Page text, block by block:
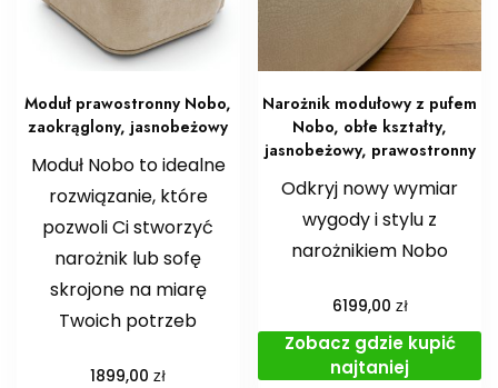
Moduł prawostronny Nobo,
zaokrąglony, jasnobeżowy
Moduł Nobo to idealne
rozwiązanie, które
pozwoli Ci stworzyć
narożnik lub sofę
skrojone na miarę
Twoich potrzeb
1899,00zł
Narożnik modułowy z pufem
Nobo, obłe kształty,
jasnobeżowy, prawostronny
Odkryj nowy wymiar
wygody i stylu z
narożnikiem Nobo
6199,00 zł
Zobacz gdzie kupić
najtaniej